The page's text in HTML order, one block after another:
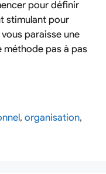
pour définir
stimulant pour
paraisse une
méthode pas à pas
,organisation,